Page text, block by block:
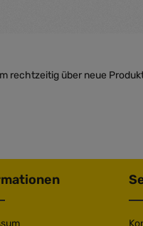
rechtzeitig über neue